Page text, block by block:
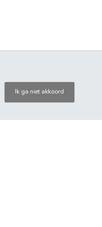
Ik ga niet akkoord